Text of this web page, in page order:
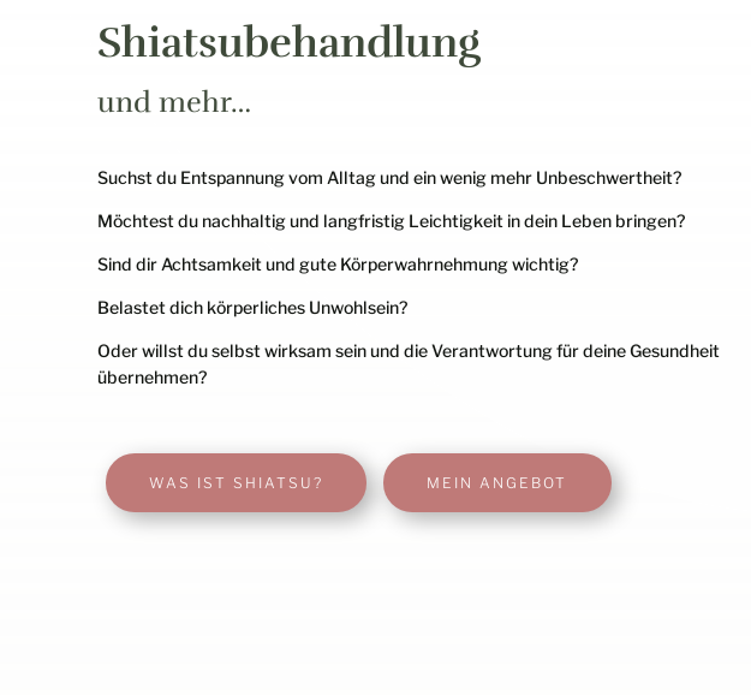
Shiatsubehandlung
und mehr…
Suchst du Entspannung vom Alltag und ein wenig mehr Unbeschwertheit?
Möchtest du nachhaltig und langfristig Leichtigkeit in dein Leben bringen?
Sind dir Achtsamkeit und gute Körperwahrnehmung wichtig?
Belastet dich körperliches Unwohlsein?
Oder willst du selbst wirksam sein und die Verantwortung für deine Gesundheit
übernehmen?
WAS IST SHIATSU? MEIN ANGEBOT